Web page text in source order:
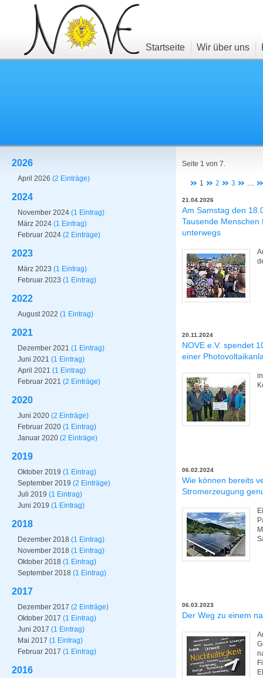
Startseite Wir über uns
2026
April 2026 (2 Einträge)
2024
November 2024 (1 Eintrag)
März 2024 (1 Eintrag)
Februar 2024 (2 Einträge)
2023
März 2023 (1 Eintrag)
Februar 2023 (1 Eintrag)
2022
August 2022 (1 Eintrag)
2021
Dezember 2021 (1 Eintrag)
Juni 2021 (1 Eintrag)
April 2021 (1 Eintrag)
Februar 2021 (2 Einträge)
2020
Juni 2020 (2 Einträge)
Februar 2020 (1 Eintrag)
Januar 2020 (2 Einträge)
2019
Oktober 2019 (1 Eintrag)
September 2019 (2 Einträge)
Juli 2019 (1 Eintrag)
Juni 2019 (1 Eintrag)
2018
Dezember 2018 (1 Eintrag)
November 2018 (1 Eintrag)
Oktober 2018 (1 Eintrag)
September 2018 (1 Eintrag)
2017
Dezember 2017 (2 Einträge)
Oktober 2017 (1 Eintrag)
Juni 2017 (1 Eintrag)
Mai 2017 (1 Eintrag)
Februar 2017 (1 Eintrag)
2016
Seite 1 von 7.
1 2 3 ....
21.04.2026
Am Samstag den
Tausende
unterwegs
20.11.2024
NOVE e.V. spendet
einer
06.02.2024
Wie können bereits
Stromerzeugung
06.03.2023
Der Weg zu einem